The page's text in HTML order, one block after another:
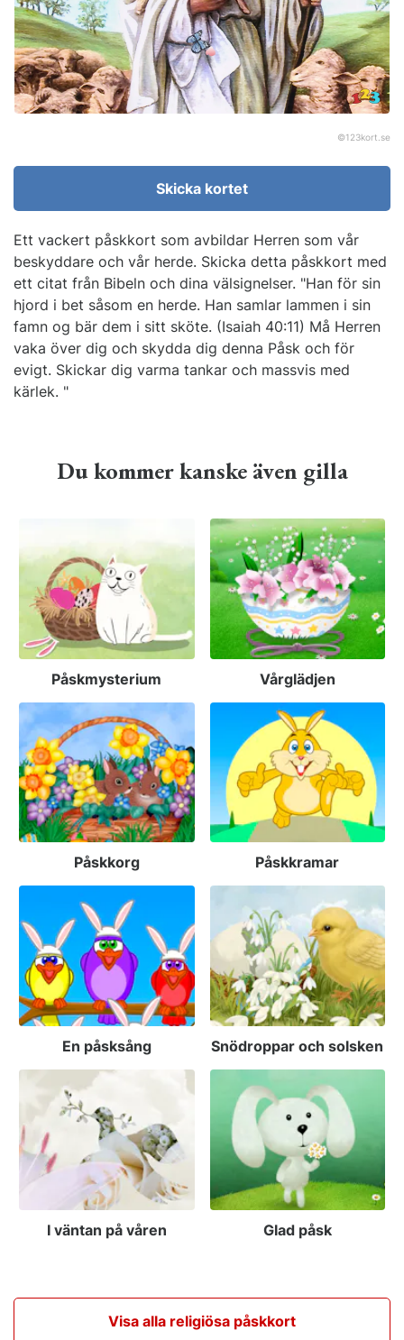
©123kort.se
Skicka kortet
Ett vackert påskkort som avbildar Herren som vår
beskyddare och vår herde. Skicka detta påskkort med
ett citat från Bibeln och dina välsignelser. "Han för sin
hjord i bet såsom en herde. Han samlar lammen i sin
famn og bär dem i sitt sköte. (Isaiah 40:11) Må Herren
vaka över dig och skydda dig denna Påsk och för
evigt. Skickar dig varma tankar och massvis med
kärlek. "
Du kommer kanske även gilla
Påskmysterium Vårglädjen
Påskkorg Påskkramar
En påsksång Snödroppar och solsken
I väntan på våren Glad påsk
Visa alla religiösa påskkort